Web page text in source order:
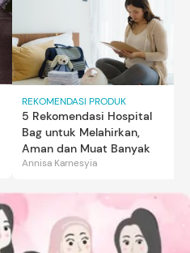
REKOMENDASI PRODUK
5 Rekomendasi Hospital
Bag untuk Melahirkan,
Aman dan Muat Banyak
Annisa Karnesyia